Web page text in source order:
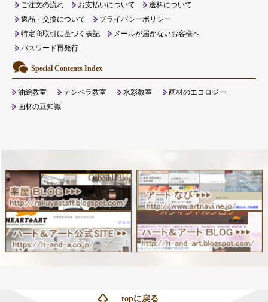
ご注文の流れ お支払いについて
送料について
返品・交換について
プライバシーポリシー
特定商取引に基づく表記
メールが届かないお客様へ
パスワード再発行
Special Contents Index
油絵教室 テンペラ教室 水彩教室
画材のエコロジー
画材の豆知識
topに戻る